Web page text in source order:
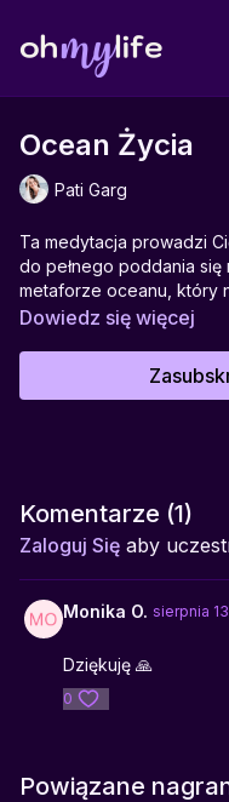
Ocean Życia
Pati Garg
Ta medytacja prowadzi
do pełnego poddania się
metaforze oceanu, który
potrzebujesz być – nawet
odkrywania, że jesteś
i bezpiecznego.
Pomaga w:redukcji lęku,
Dowiedz się więcej
Komentarze (1)
Zaloguj Się aby
Monika O. sierpnia
Dziękuję 🙏
0
Powiązane